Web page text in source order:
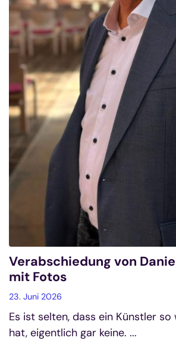
Verabschiedung von
mit Fotos
23. Juni 2026
Es ist selten, dass ein Künstler so
hat, eigentlich gar keine. ...